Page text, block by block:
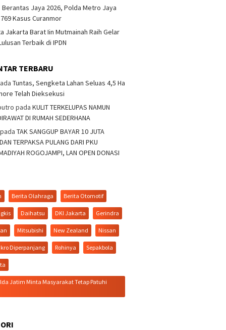
Jaya 2026, Polda Metro Jaya
Kasus Curanmor
Jakarta Barat Iin Mutmainah Raih Gelar
Terbaik di IPDN
TERBARU
Tuntas, Sengketa Lahan Seluas 4,5 Ha
Telah Dieksekusi
padaKULIT TERKELUPAS NAMUN
DI RUMAH SEDERHANA
TAK SANGGUP BAYAR 10 JUTA
TERPAKSA PULANG DARI PKU
ROGOJAMPI, LAN OPEN DONASI
Berita Olahraga Berita Otomotif
Daihatsu DKI Jakarta Gerindra
Mitsubishi New Zealand Nissan
Diperpanjang Rohinya Sepakbola
Jatim Minta Masyarakat Tetap Patuhi